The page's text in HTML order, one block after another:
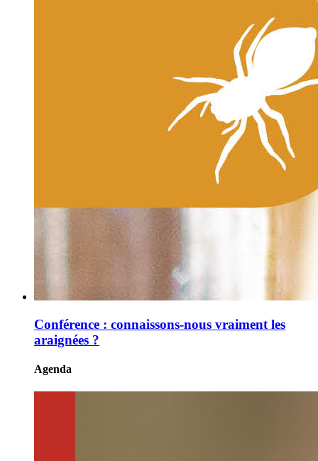
Conférence : connaissons-nous vraiment les
araignées ?
Agenda